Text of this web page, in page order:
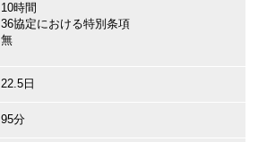
10時間
36協定における特別条項
無
22.5日
95分